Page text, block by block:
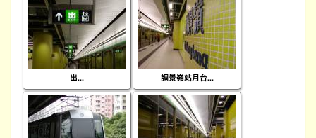
出... 調景嶺站月台...